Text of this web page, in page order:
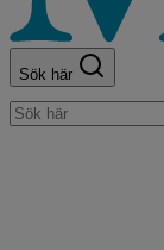
Sök här